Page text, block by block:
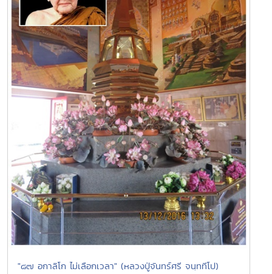
"๘๗ อกาลิโก ไม่เลือกเวลา" (หลวงปู่จันทร์ศรี จนฺททีโป)